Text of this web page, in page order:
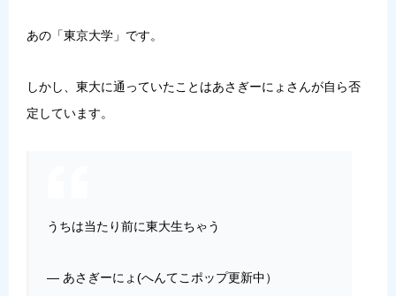
あの「東京大学」です。
しかし、 東大に通っていたことはあさぎーにょさんが自ら否
定しています。
うちは当たり前に東大生ちゃう
— あさぎーにょ(へんてこポップ更新中）